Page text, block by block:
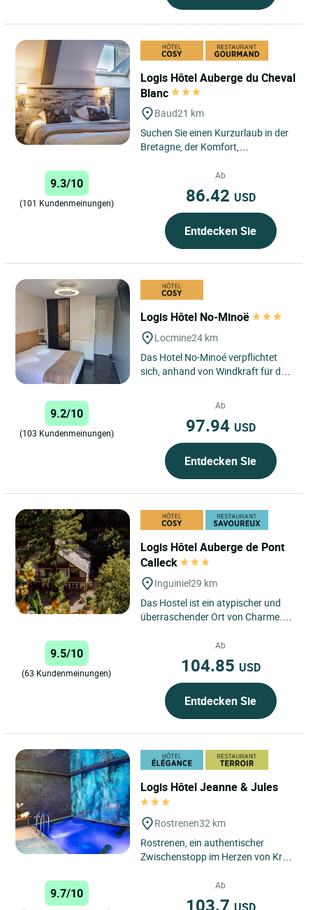
Logis Hôtel Auberge du Cheval
Blanc
Baud21 km
Suchen Sie einen Kurzurlaub in der
Bretagne, der Komfort,
Atmosphäre vereint? Das Logis...
9.3/10
(101 Kundenmeinungen)
Ab
86.42 USD
Entdecken Sie
Logis Hôtel No-Minoë
Locmine24 km
Das Hotel No-Minoé verpflichtet
sich, anhand von Windkraft für den
Warmwasser und Erdwärme...
9.2/10
(103 Kundenmeinungen)
Ab
97.94 USD
Entdecken Sie
Logis Hôtel Auberge de Pont
Calleck
Inguiniel29 km
Das Hostel ist ein atypischer und
überraschender Ort von Charme.
Nationalwaldes von Pont...
9.5/10
(63 Kundenmeinungen)
Ab
104.85 USD
Entdecken Sie
Logis Hôtel Jeanne & Jules
Rostrenen32 km
Rostrenen, ein authentischer
Zwischenstopp im Herzen von Kreiz
Département Côtes-d’Armor...
9.7/10
Ab
103.7